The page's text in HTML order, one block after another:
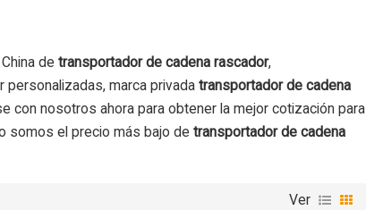
detransportador de cadena rascador,
personalizadas, marca privadatransportador de cadena
con nosotros ahora para obtener la mejor cotización para
somos el precio más bajo detransportador de cadena
Ver